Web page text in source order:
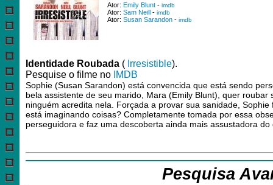
Ator: Emily Blunt - imdb
Ator: Sam Neill - imdb
Ator: Susan Sarandon - imdb
Identidade Roubada ( Irresistible).
Pesquise o filme no IMDB
Sophie (Susan Sarandon) está convencida que está sendo
bela assistente de seu marido, Mara (Emily Blunt), quer
ninguém acredita nela. Forçada a provar sua sanidade,
está imaginando coisas? Completamente tomada por essa
perseguidora e faz uma descoberta ainda mais assustadora
Pesquisa